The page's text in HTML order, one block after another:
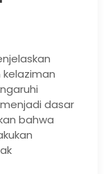
dasar
bahwa